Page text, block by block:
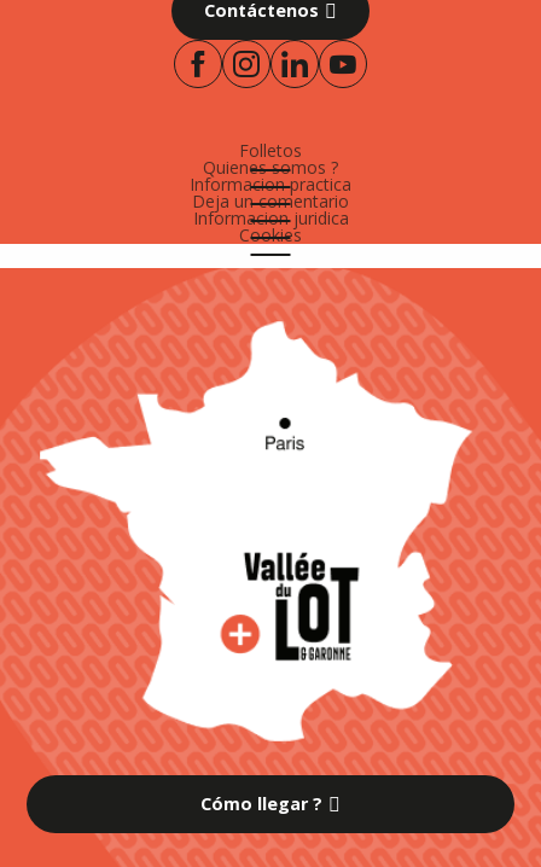
Contáctenos
Folletos
Quienes somos ?
Informacion practica
Deja un comentario
Informacion juridica
Cookies
Cómo llegar ?